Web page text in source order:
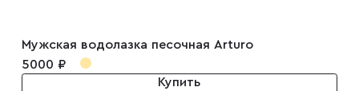
Мужская водолазка песочная Arturo
5000 ₽
Купить